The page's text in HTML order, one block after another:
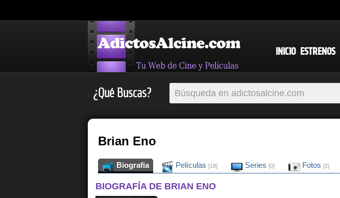
INICIO ESTRENOS
¿Qué Buscas?
Brian Eno
Biografia Películas [19] Series [0] Fotos [2]
BIOGRAFÍA DE BRIAN ENO